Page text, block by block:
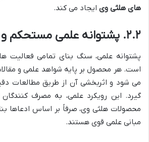
های هلثی وی ایجاد می کند.
۲.۲. پشتوانه علمی مستحکم و تایید اثربخشی
پشتوانه علمی، سنگ بنای تمامی فعالیت
است. هر محصول بر پایه شواهد علمی و
می شود و اثربخشی آن از طریق مطالعات
گیرد. این رویکرد علمی، به مصرف
محصولات هلثی وی، صرفاً بر اساس ادعاها
مبانی علمی قوی هستند.